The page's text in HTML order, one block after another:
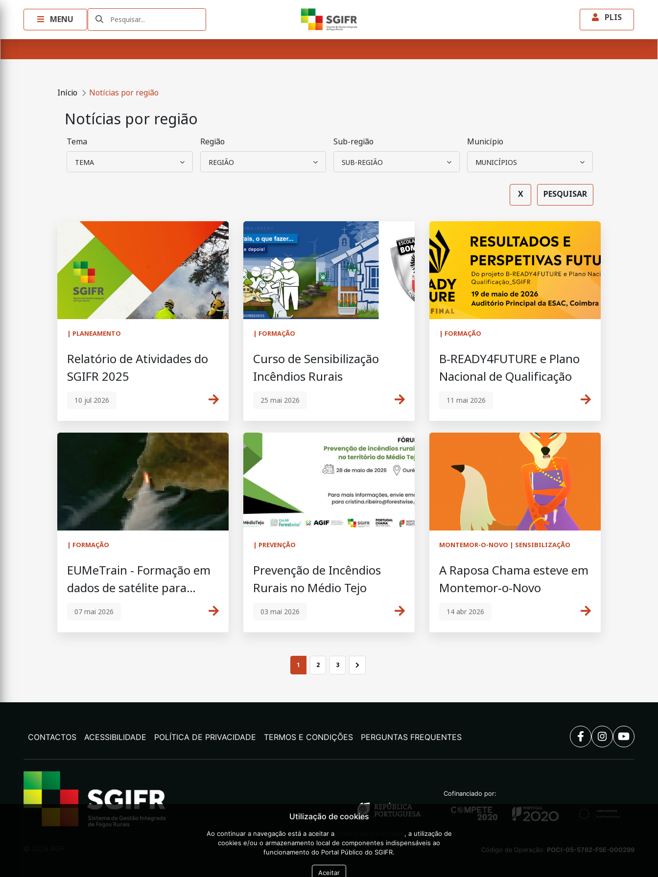
MENU Pesquisar... PLIS
Início Notícias por região
Notícias por região
Tema Região Sub-região Município
X PESQUISAR
| PLANEAMENTO
Relatório de Atividades do
SGIFR 2025
10 jul 2026
| FORMAÇÃO
Curso de Sensibilização
Incêndios Rurais
25 mai 2026
| FORMAÇÃO
B-READY4FUTURE e Plano
Nacional de Qualificação
11 mai 2026
| FORMAÇÃO
EUMeTrain - Formação em
dados de satélite para
incêndios rurais | 1–3
07 mai 2026
| PREVENÇÃO
Prevenção de Incêndios
Rurais no Médio Tejo
03 mai 2026
MONTEMOR-O-NOVO | SENSIBILIZAÇÃO
A Raposa Chama esteve em
Montemor-o-Novo
14 abr 2026
1 2 3
CONTACTOS ACESSIBILIDADE POLÍTICA DE PRIVACIDADE TERMOS E CONDIÇÕES PERGUNTAS FREQUENTES
Cofinanciado por:
2026 AGIF Código de Operação: POCI-05-5762-FSE-000299
Utilização de cookies
Ao continuar a navegação está a aceitar a
, a utilização de
cookies e/ou o armazenamento local de componentes indispensáveis ao
funcionamento do Portal Público do SGIFR.
Aceitar